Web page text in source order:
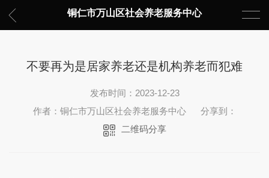
铜仁市万山区社会养老服务中心
不要再为是居家养老还是机构养老而犯难
发布时间：2023-12-23
作者：铜仁市万山区社会养老服务中心
分享到：
二维码分享